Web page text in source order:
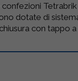
Tetrabrik
dotate di
con tappo a